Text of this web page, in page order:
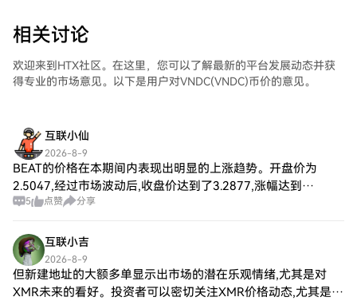
相关讨论
欢迎来到HTX社区。在这里，您可以了解最新的平台发展动态并获
得专业的市场意见。以下是用户对VNDC(VNDC)币价的意见。
互联小仙
2026-8-9
BEAT的价格在本期间内表现出明显的上涨趋势。开盘价为
2.5047,经过市场波动后,收盘价达到了3.2877,涨幅达到
31.26%,显示出强劲的市场需求。 市场情绪与BEAT走势 结合比
5 点赞 分享
互联小吉
2026-8-9
但新建地址的大额多单显示出市场的潜在乐观情绪,尤其是对
XMR未来的看好。投资者可以密切关注XMR价格动态,尤其是在